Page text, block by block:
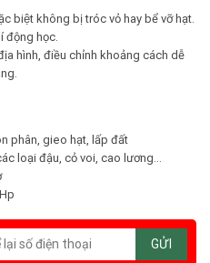
biệt không bị tróc vỏ hay bể vỡ hạt.
động học.
hình, điều chỉnh khoảng cách dễ
phân, gieo hạt, lấp đất
loại đậu, cỏ voi, cao lương…